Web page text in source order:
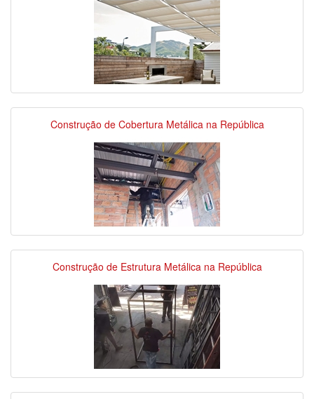
Construção de Cobertura Metálica na República
Construção de Estrutura Metálica na República